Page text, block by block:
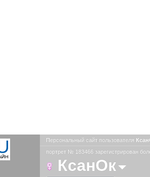
Персональный сайт пользователя
портрет № 183466 зарегистрирован
КсанОк